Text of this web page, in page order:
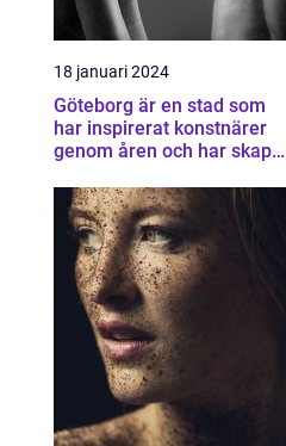
18 januari 2024
Göteborg är en stad som
har inspirerat konstnärer
genom åren och har skapat
konstverk som
representerar staden